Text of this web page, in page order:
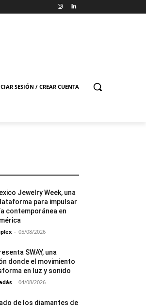
SESIÓN / CREAR CUENTA
Jewelry Week, una
para impulsar
contemporánea en
- 05/08/2026
SWAY, una
donde el movimiento
en luz y sonido
- 04/08/2026
de los diamantes de